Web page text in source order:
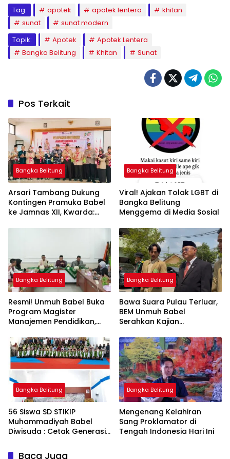
Tag: apotek apotek lentera
khitan
sunat
sunat modern
Topik:
Apotek
Apotek Lentera
Bangka Belitung
Khitan Sunat
Pos Terkait
Bangka Belitung
Arsari Tambang Dukung
Kontingen Pramuka Babel
ke Jamnas XII, Kwarda:
Berkarakter
Bangka Belitung
Viral! Ajakan Tolak LGBT di
Bangka Belitung
Menggema di Media Sosial
Bangka Belitung
Resmi! Unmuh Babel Buka
Program Magister
Manajemen Pendidikan,
Bangka Belitung
Bangka Belitung
‎Bawa Suara Pulau Terluar,
BEM Unmuh Babel
Serahkan Kajian
Menteri Abdul Mu’ti
Bangka Belitung
‎56 Siswa SD STIKIP
Muhammadiyah Babel
Diwisuda : Cetak Generasi
Bangka Belitung
‎Mengenang Kelahiran
Sang Proklamator di
Baca Juga